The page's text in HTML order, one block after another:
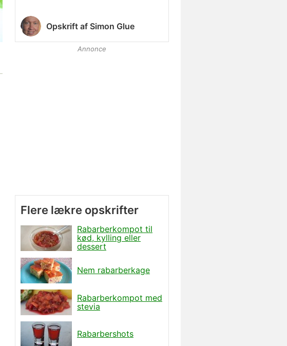
Opskrift af Simon Glue
Annonce
Flere lækre opskrifter
Rabarberkompot til
kød, kylling eller
dessert
Nem rabarberkage
Rabarberkompot med
stevia
Rabarbershots